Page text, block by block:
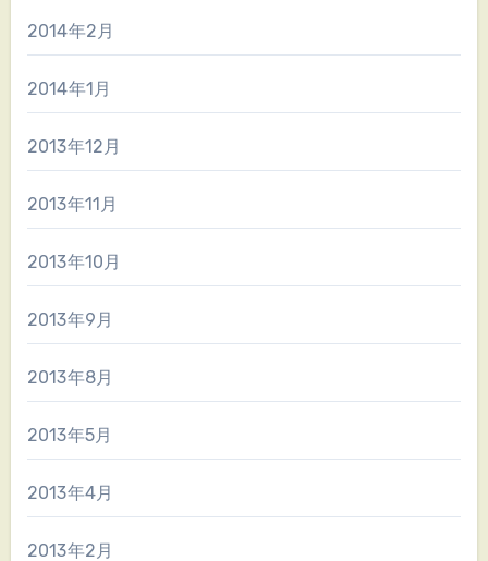
2014年2月
2014年1月
2013年12月
2013年11月
2013年10月
2013年9月
2013年8月
2013年5月
2013年4月
2013年2月